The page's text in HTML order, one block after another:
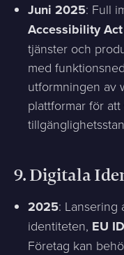
Juni 2025: Full
Accessibility Act
tjänster och
med
utformningen av
plattformar för
9. Digitala
2025: Lansering
identiteten, EU
Företag kan